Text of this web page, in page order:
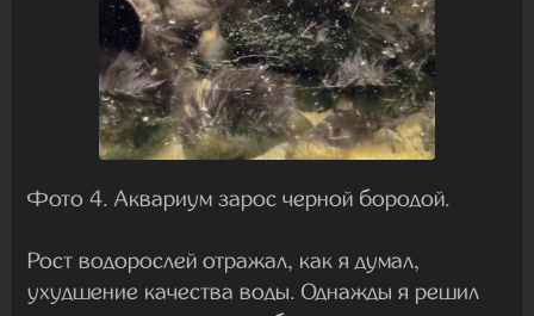
Фото 4. Аквариум зарос черной бородой.
Рост водорослей отражал, как я думал,
ухудшение качества воды. Однажды я решил